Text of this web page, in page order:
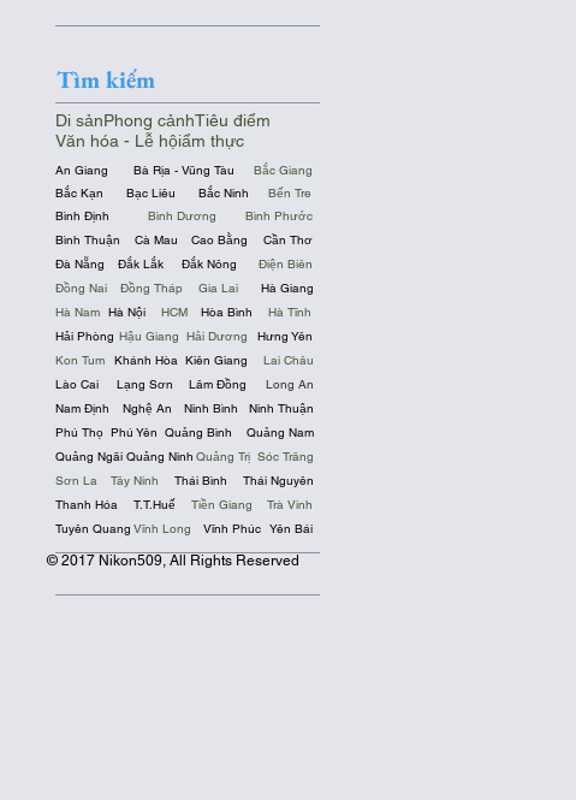
Tìm kiếm
Di sảnPhong cảnhTiêu điểm
Văn hóa - Lễ hộiẩm thực
An Giang
Bắc Kạn
Bình Định
Bà Rịa - Vũng Tàu
Bắc Giang
Bạc Liêu
Bắc Ninh
Bến Tre
Bình Dương
Bình Phước
Bình Thuận
Cà Mau Cao Bằng
Cần Thơ
Đà Nẵng
Đắk Lắk Đắk Nông
Điện Biên
Đồng Nai
Đồng Tháp Gia Lai
Hà Giang
Hà Nam Hà Nội HCM Hòa Bình
Hà Tĩnh
Hải Phòng Hậu Giang Hải Dương
Hưng Yên
Kon Tum
Khánh Hòa Kiên Giang
Lai Châu
Lào Cai
Lạng Sơn Lâm Đồng
Long An
Nam Định
Nghệ An Ninh Bình
Ninh Thuận
Phú Thọ Phú Yên Quảng Bình
Quảng Nam
Quảng Ngãi Quảng Ninh Quảng Trị Sóc Trăng
Sơn La
Tây Ninh Thái Bình
Thái Nguyên
Thanh Hóa
Tuyên Quang
T.T.Huế
Vĩnh Long
Tiền Giang
Vĩnh Phúc
Trà Vinh
Yên Bái
© 2017 Nikon509, All Rights Reserved